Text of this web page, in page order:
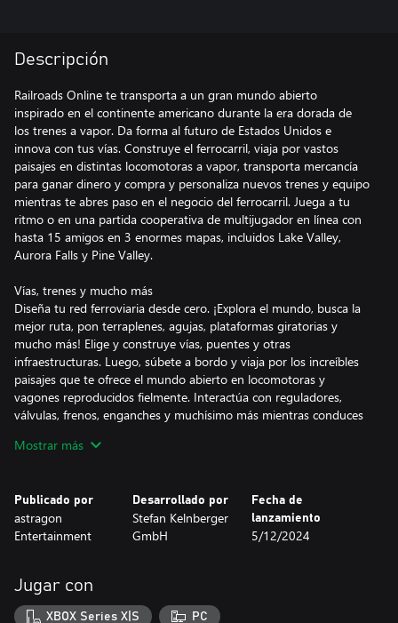
Descripción
Railroads Online te transporta a un gran mundo abierto
inspirado en el continente americano durante la era dorada de
los trenes a vapor. Da forma al futuro de Estados Unidos e
innova con tus vías. Construye el ferrocarril, viaja por vastos
paisajes en distintas locomotoras a vapor, transporta mercancía
para ganar dinero y compra y personaliza nuevos trenes y equipo
mientras te abres paso en el negocio del ferrocarril. Juega a tu
ritmo o en una partida cooperativa de multijugador en línea con
hasta 15 amigos en 3 enormes mapas, incluidos Lake Valley,
Aurora Falls y Pine Valley.
Vías, trenes y mucho más
Diseña tu red ferroviaria desde cero. ¡Explora el mundo, busca la
mejor ruta, pon terraplenes, agujas, plataformas giratorias y
mucho más! Elige y construye vías, puentes y otras
infraestructuras. Luego, súbete a bordo y viaja por los increíbles
paisajes que te ofrece el mundo abierto en locomotoras y
vagones reproducidos fielmente. Interactúa con reguladores,
válvulas, frenos, enganches y muchísimo más mientras conduces
rumbo fijo! Tu misión es hacer crecer tu empresa transportando
Consigue dinero con cada entrega que hagas e inviértelo en
nuevos trenes o mejora y personaliza los que ya tengas. Además,
construye estaciones, playas de maniobras y otros tipos de
También puedes erigir una gran variedad de edificios
emblemáticos y elementos que crearán un entorno maravilloso
Mostrar más
Publicado por
astragon
Entertainment
Desarrollado por
Stefan Kelnberger
GmbH
Fecha de
lanzamiento
5/12/2024
Jugar con
XBOX Series X|S PC